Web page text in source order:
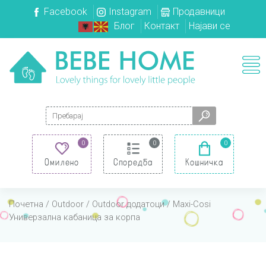
Facebook Instagram
Продавници
Блог
Контакт Најави се
Search for:
0
Омилено
0
Споредба
0
Кошничка
Почетна / Outdoor / Outdoor додатоци/ Maxi-Cosi
Универзална кабаница за корпа